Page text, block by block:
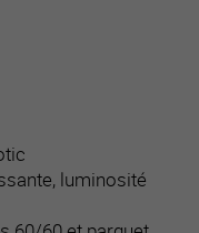
luminosité